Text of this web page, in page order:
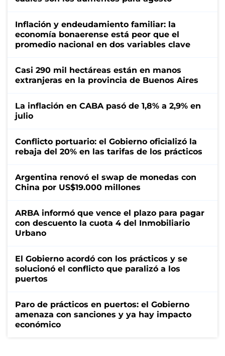
Inflación y endeudamiento familiar: la
economía bonaerense está peor que el
promedio nacional en dos variables clave
Casi 290 mil hectáreas están en manos
extranjeras en la provincia de Buenos Aires
La inflación en CABA pasó de 1,8% a 2,9% en
julio
Conflicto portuario: el Gobierno oficializó la
rebaja del 20% en las tarifas de los prácticos
Argentina renovó el swap de monedas con
China por US$19.000 millones
ARBA informó que vence el plazo para pagar
con descuento la cuota 4 del Inmobiliario
Urbano
El Gobierno acordó con los prácticos y se
solucionó el conflicto que paralizó a los
puertos
Paro de prácticos en puertos: el Gobierno
amenaza con sanciones y ya hay impacto
económico